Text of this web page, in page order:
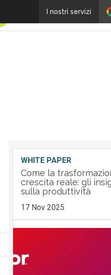
I nostri servizi
Cloud, anzi SaaS,
WHITE PAPER
Come la
crescita reale: gli
sulla produttività
17 Nov 2025